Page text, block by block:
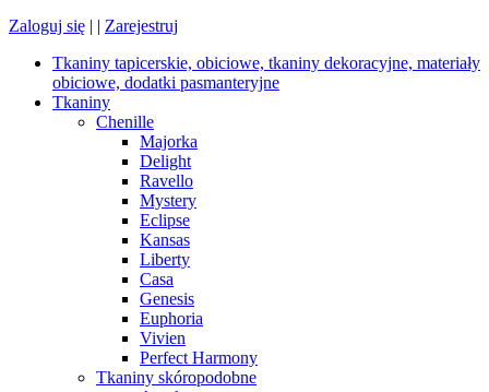
Zaloguj się | | Zarejestruj
Tkaniny tapicerskie, obiciowe, tkaniny dekoracyjne, materiały
obiciowe, dodatki pasmanteryjne
Tkaniny
Chenille
Majorka
Delight
Ravello
Mystery
Eclipse
Kansas
Liberty
Casa
Genesis
Euphoria
Vivien
Perfect Harmony
Tkaniny skóropodobne